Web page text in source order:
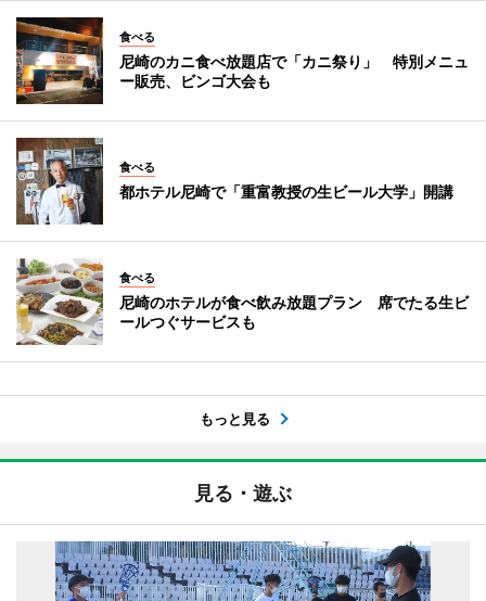
食べる
尼崎のカニ食べ放題店で「カニ祭り」 特別メニュ
ー販売、ビンゴ大会も
食べる
都ホテル尼崎で「重富教授の生ビール大学」開講
食べる
尼崎のホテルが食べ飲み放題プラン 席でたる生ビ
ールつぐサービスも
もっと見る
見る・遊ぶ